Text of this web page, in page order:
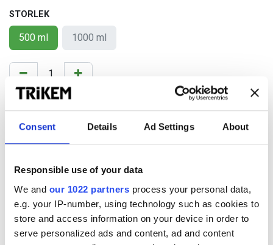
Consent Details Ad Settings About
Responsible use of your data
We and our 1022 partners process your personal data,
e.g. your IP-number, using technology such as cookies to
store and access information on your device in order to
serve personalized ads and content, ad and content
STORLEK
500 ml 1000 ml
Lägg till önskelista
Villkor
500 SEK)
Eventuella rabatter dras vid utcheckning